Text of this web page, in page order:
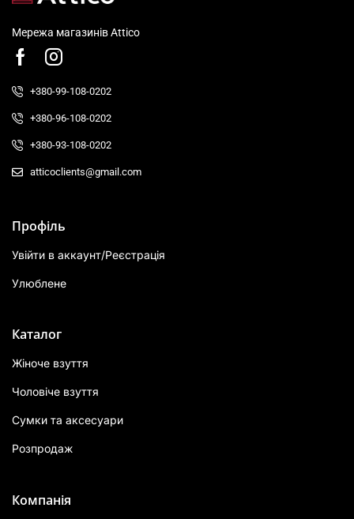
Мережа магазинів Attico
+380-99-108-0202
+380-96-108-0202
+380-93-108-0202
atticoclients@gmail.com
Профіль
Увійти в аккаунт/Реєстрація
Улюблене
Каталог
Жіноче взуття
Чоловіче взуття
Сумки та аксесуари
Розпродаж
Компанія